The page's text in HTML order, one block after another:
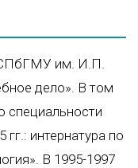
СПбГМУ им. И.П.
дело». В том
специальности
интернатура по
В 1995-1997